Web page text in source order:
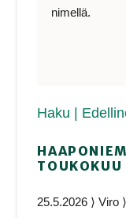
nimellä.
Haku |
25.5.2026 ⟩ Viro